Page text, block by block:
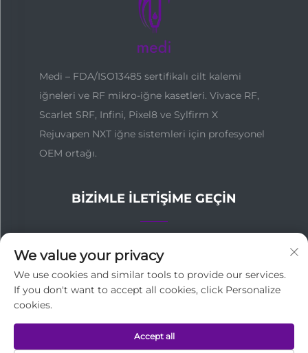
Medi – FDA/ISO13485 sertifikalı cilt kalemi
iğneleri ve RF mikro-iğne kasetleri. Vivace RF,
Scarlet SRF, Infini, Pixel8 ve Sylfirm X
Rejuvapen NXT iğne sistemleri için profesyonel
OEM ortağı.
BIZIMLE İLETIŞIME GEÇIN
Çin, Guangzhou, Yuexiu Bölgesi, Zhongshanwulu,
+86-18127955667
[email protected]
We value your privacy
We use cookies and similar tools to provide our services.
If you don't want to accept all cookies, click Personalize
cookies.
Accept all